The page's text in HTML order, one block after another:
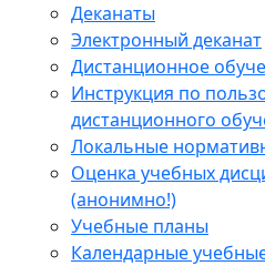
Деканаты
Электронный деканат
Дистанционное
Инструкция по
дистанционного
Локальные
Оценка учебных
(анонимно!)
Учебные планы
Календарные